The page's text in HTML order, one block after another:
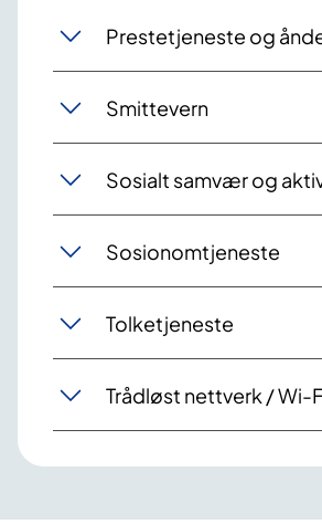
Prestetjeneste og
Smittevern
Sosialt samvær og
Sosionomtjeneste
Tolketjeneste
Trådløst nettverk / Wi-